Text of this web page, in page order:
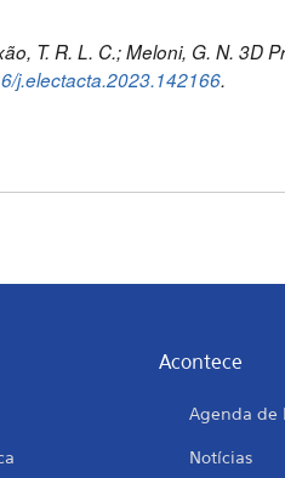
T. R. L. C.; Meloni, G. N.
j.electacta.2023.142166.
Acontece
Agenda de
Notícias